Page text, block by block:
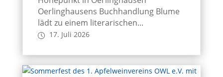
Oerlinghausens Buchhandlung Blume
lädt zu einem literarischen...
17. Juli 2026